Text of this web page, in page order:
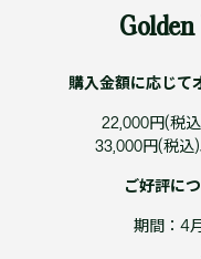
購入金額に応じて
22,000円(税
33,000円(税込
ご好評に
期間：4